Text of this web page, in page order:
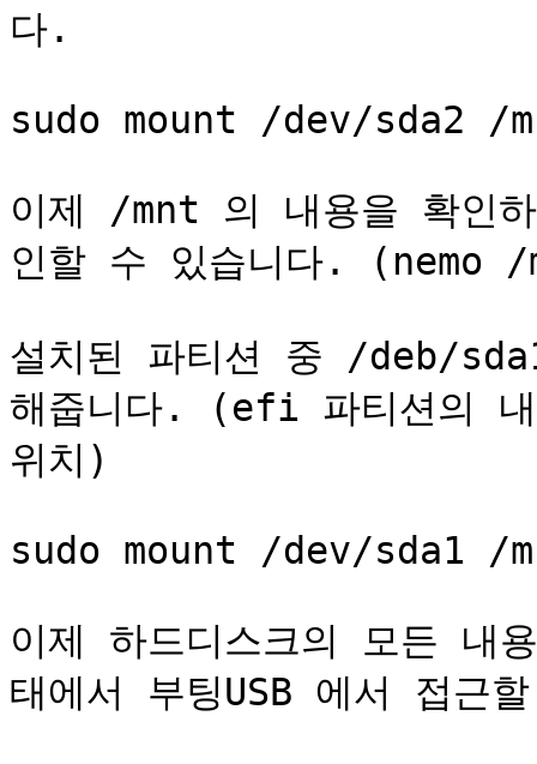
다.
sudo mount /dev/sda2 /
이제 /mnt 의 내용을 확인
인할 수 있습니다. (nemo
설치된 파티션 중 /deb/
해줍니다. (efi 파티션의
위치)
sudo mount /dev/sda1
이제 하드디스크의 모든 내
태에서 부팅USB 에서 접근